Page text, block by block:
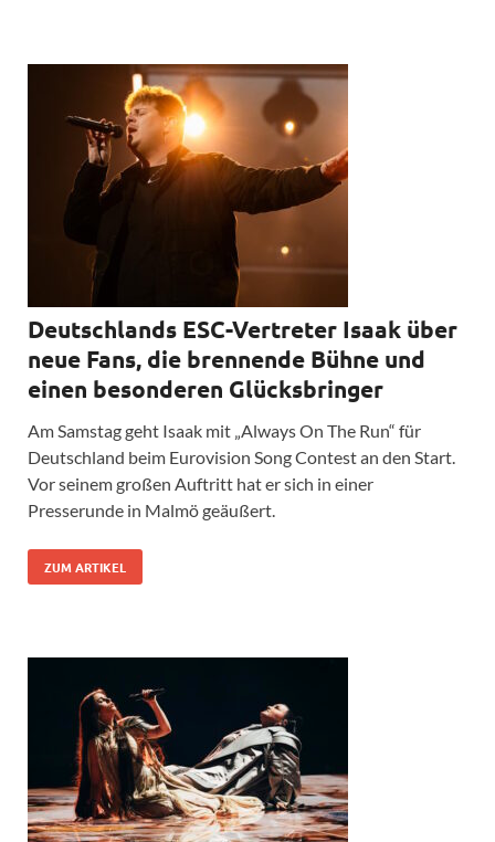
Deutschlands ESC-Vertreter Isaak über
neue Fans, die brennende Bühne und
einen besonderen Glücksbringer
Am Samstag geht Isaak mit „Always On The Run“ für
Deutschland beim Eurovision Song Contest an den Start.
Vor seinem großen Auftritt hat er sich in einer
Presserunde in Malmö geäußert.
ZUM ARTIKEL